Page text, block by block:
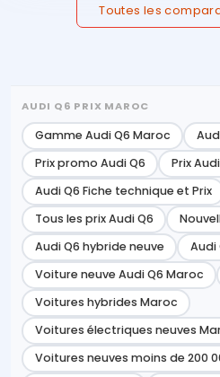
Toutes les
AUDI Q6 PRIX MAROC
Gamme Audi Q6 Maroc
Prix promo Audi Q6
Prix
Audi Q6 Fiche technique et Prix
Tous les prix Audi Q6
Audi Q6 hybride neuve
Voiture neuve Audi Q6 Maroc
Voitures hybrides Maroc
Voitures électriques neuves
Voitures neuves moins de 200